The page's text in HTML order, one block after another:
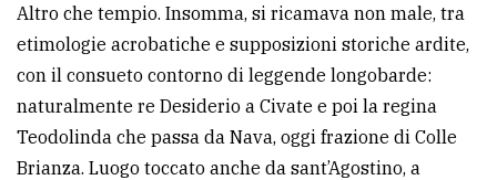
Altro che tempio. Insomma, si ricamava non male, tra
etimologie acrobatiche e supposizioni storiche ardite,
con il consueto contorno di leggende longobarde:
naturalmente re Desiderio a Civate e poi la regina
Teodolinda che passa da Nava, oggi frazione di Colle
Brianza. Luogo toccato anche da sant’Agostino, a